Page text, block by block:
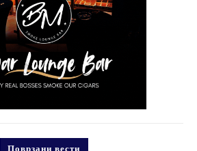
Поврзани вести